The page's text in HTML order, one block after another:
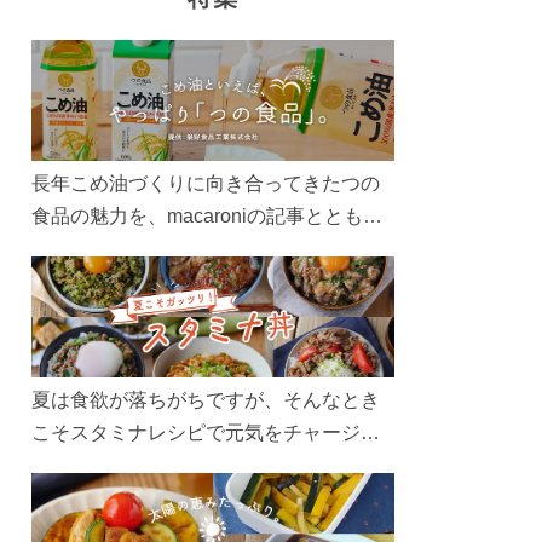
長年こめ油づくりに向き合ってきたつの
食品の魅力を、macaroniの記事とともに
ん、製造現場や品質へのこだわりまで。
こめ油をもっと好きになるコンテンツを
ぜひお楽しみください。
夏は食欲が落ちがちですが、そんなとき
こそスタミナレシピで元気をチャージ！
リ食べて、夏バテを吹き飛ばしましょ
う！